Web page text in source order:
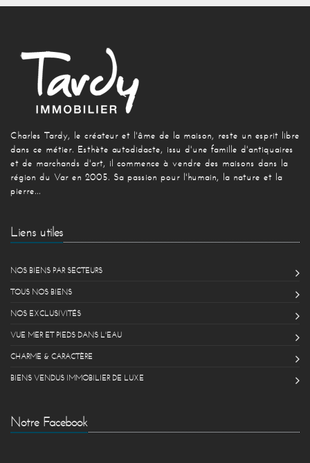
Charles Tardy, le créateur et l'âme de la maison, reste un esprit libre
dans ce métier. Esthète autodidacte, issu d'une famille d'antiquaires
et de marchands d'art, il commence à vendre des maisons dans la
région du Var en 2005. Sa passion pour l'humain, la nature et la
pierre...
Liens utiles
NOS BIENS PAR SECTEURS
TOUS NOS BIENS
NOS EXCLUSIVITÉS
VUE MER ET PIEDS DANS L'EAU
CHARME & CARACTÈRE
BIENS VENDUS IMMOBILIER DE LUXE
Notre Facebook